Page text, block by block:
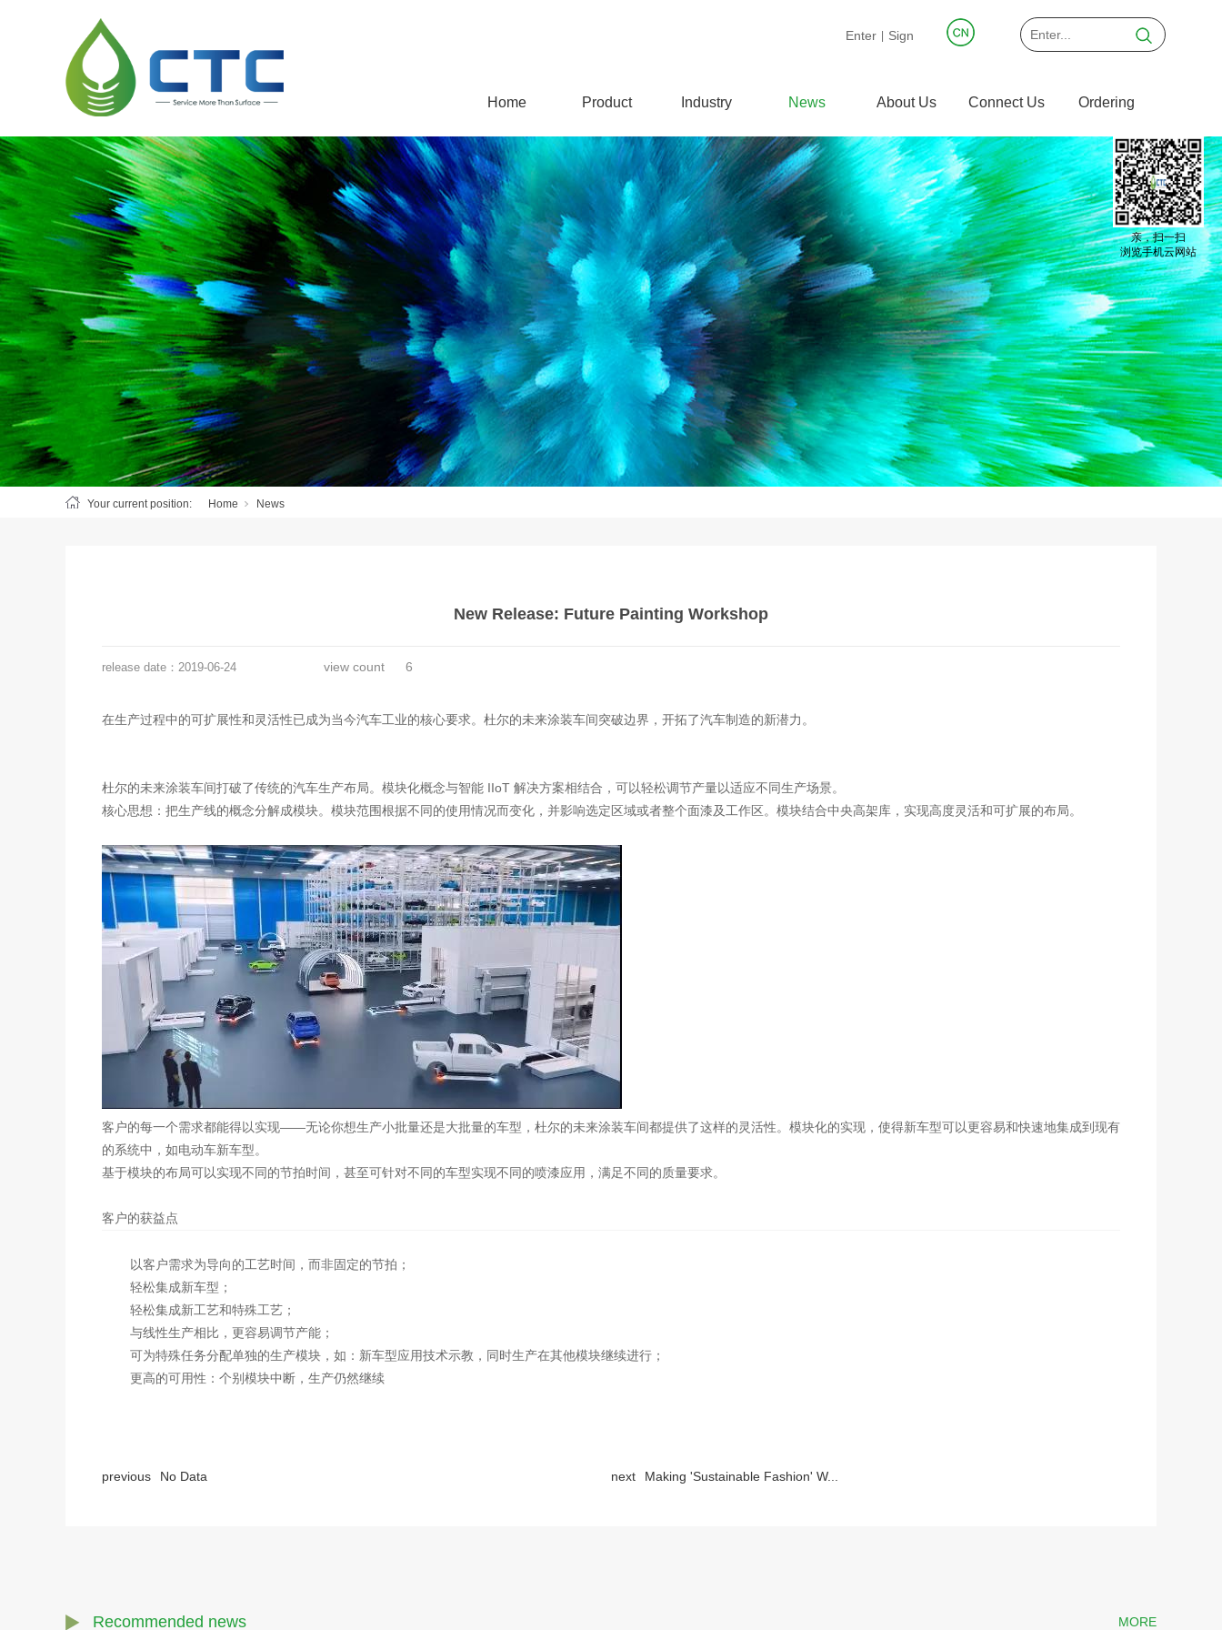
Enter Sign
Home Product Industry News About Us Connect Us Ordering
Your current position: Home News
New Release: Future Painting Workshop
release date： 2019-06-24 view count 6
在生产过程中的可扩展性和灵活性已成为当今汽车工业的核心要求。杜尔的未来涂装车间突破边界，开拓了汽车制造的新潜力。
杜尔的未来涂装车间打破了传统的汽车生产布局。模块化概念与智能 IIoT 解决方案相结合，可以轻松调节产量以适应不同生产场景。
核心思想：把生产线的概念分解成模块。模块范围根据不同的使用情况而变化，并影响选定区域或者整个面漆及工作区。模块结合中央高架库，实现高度灵活和可扩展的布局。
客户的每一个需求都能得以实现——无论你想生产小批量还是大批量的车型，杜尔的未来涂装车间都提供了这样的灵活性。模块化的实现，使得新车型可以更容易和快速地集成到现有
的系统中，如电动车新车型。
基于模块的布局可以实现不同的节拍时间，甚至可针对不同的车型实现不同的喷漆应用，满足不同的质量要求。
客户的获益点
以客户需求为导向的工艺时间，而非固定的节拍；
轻松集成新车型；
轻松集成新工艺和特殊工艺；
与线性生产相比，更容易调节产能；
可为特殊任务分配单独的生产模块，如：新车型应用技术示教，同时生产在其他模块继续进行；
更高的可用性：个别模块中断，生产仍然继续
previous No Data next Making 'Sustainable Fashion' W...
Recommended news MORE
亲，扫一扫
浏览手机云网站